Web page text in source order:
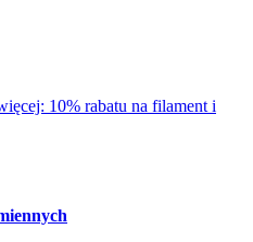
10% rabatu na filament i